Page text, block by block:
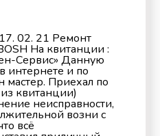
02. 21 Ремонт
На квитанции :
Сервис» Данную
интернете и по
мастер. Приехал по
квитанции)
неисправности,
возни с
всё